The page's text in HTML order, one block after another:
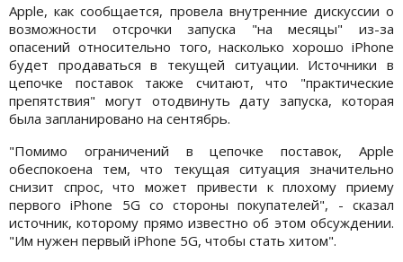
Apple, как сообщается, провела внутренние дискуссии о
возможности отсрочки запуска "на месяцы" из-за
опасений относительно того, насколько хорошо iPhone
будет продаваться в текущей ситуации. Источники в
цепочке поставок также считают, что "практические
препятствия" могут отодвинуть дату запуска, которая
была запланировано на сентябрь.
"Помимо ограничений в цепочке поставок, Apple
обеспокоена тем, что текущая ситуация значительно
снизит спрос, что может привести к плохому приему
первого iPhone 5G со стороны покупателей", - сказал
источник, которому прямо известно об этом обсуждении.
"Им нужен первый iPhone 5G, чтобы стать хитом".